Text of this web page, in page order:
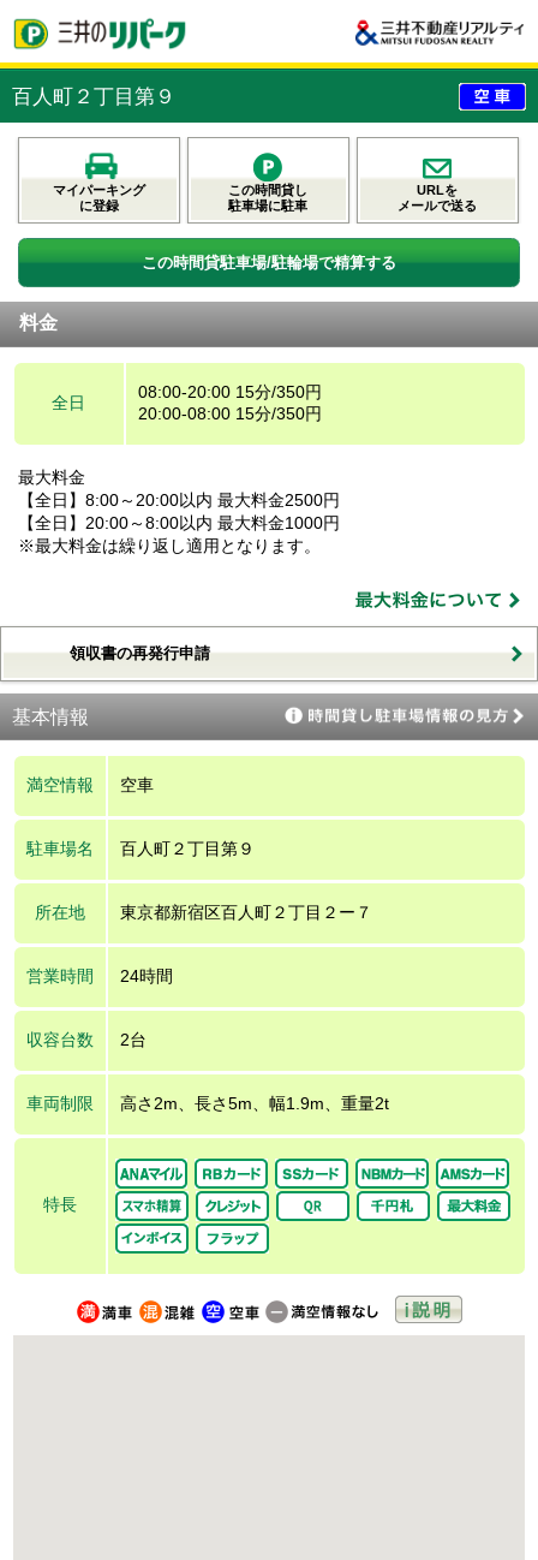
百人町２丁目第９
マイパーキング
に登録
この時間貸し
駐車場に駐車
URLを
メールで送る
この時間貸駐車場/駐輪場で精算する
料金
全日
08:00-20:00 15分/350円
20:00-08:00 15分/350円
最大料金
【全日】8:00～20:00以内 最大料金2500円
【全日】20:00～8:00以内 最大料金1000円
※最大料金は繰り返し適用となります。
領収書の再発行申請
基本情報
満空情報 空車
駐車場名 百人町２丁目第９
所在地 東京都新宿区百人町２丁目２ー７
営業時間 24時間
収容台数 2台
車両制限 高さ2m、長さ5m、幅1.9m、重量2t
特長